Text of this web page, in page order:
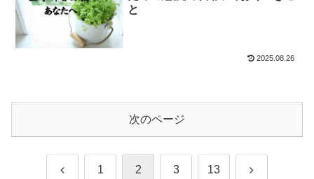
と
2025.08.26
次のページ
前 1 2 3 13 次